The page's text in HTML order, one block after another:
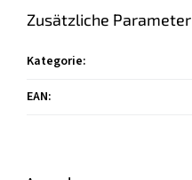
Zusätzliche Parameter
Kategorie:
EAN: